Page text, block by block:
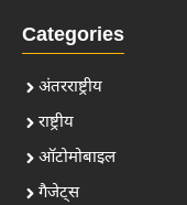
Categories
अंतरराष्ट्रीय
राष्ट्रीय
ऑटोमोबाइल
गैजेट्स